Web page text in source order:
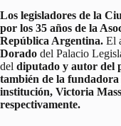
Los legisladores de la
por los 35 años de la
República Argentina. El
Dorado del Palacio
del diputado y autor del
también de la
institución, Victoria
respectivamente.